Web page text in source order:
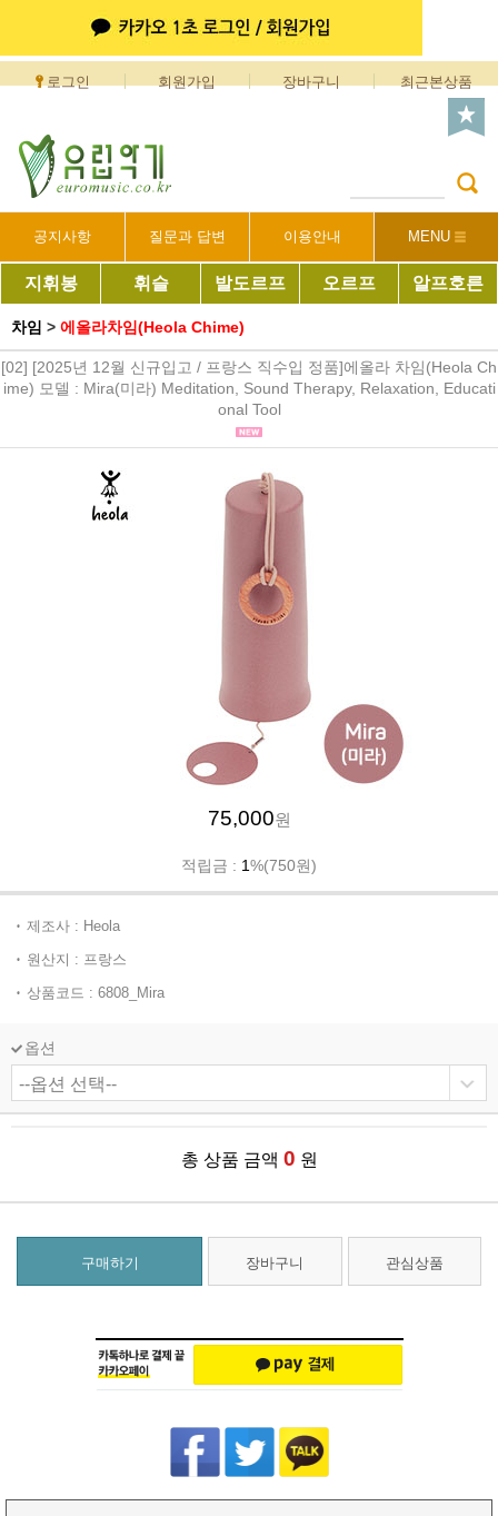
로그인 회원가입 장바구니 최근본상품
공지사항 질문과 답변 이용안내 MENU
지휘봉 휘슬 발도르프 오르프 알프호른
차임 > 에올라차임(Heola Chime)
[02] [2025년 12월 신규입고 / 프랑스 직수입 정품]에올라 차임(Heola Ch
ime) 모델 : Mira(미라) Meditation, Sound Therapy, Relaxation, Educati
onal Tool
75,000원
적립금 : 1%(750원)
제조사 : Heola
원산지 : 프랑스
상품코드 : 6808_Mira
옵션
총 상품 금액 0 원
구매하기 장바구니 관심상품